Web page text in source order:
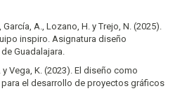
A., Lozano, H. y Trejo, N. (2025).
inspiro. Asignatura diseño
Guadalajara.
y Vega, K. (2023). El diseño como
el desarrollo de proyectos gráficos